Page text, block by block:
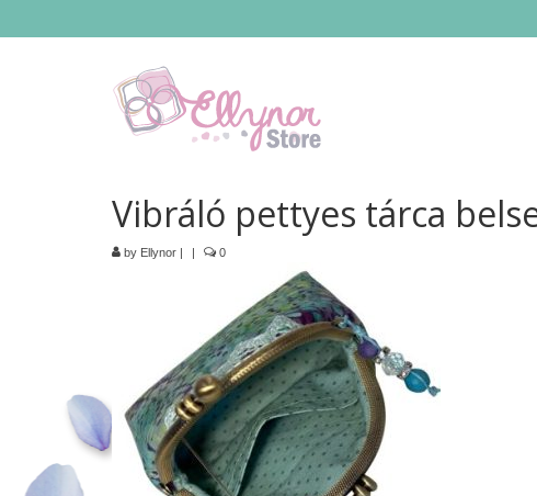
Vibráló pettyes tárca
by Ellynor | | 0